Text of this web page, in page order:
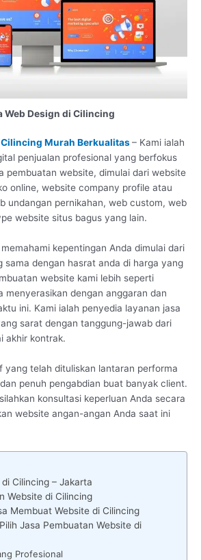
Web Design di Cilincing
Murah Berkualitas– Kami ialah
penjualan profesional yang berfokus
pembuatan website, dimulai dari website
online, website company profile atau
undangan pernikahan, web custom, web
website situs bagus yang lain.
kepentingan Anda dimulai dari
sama dengan hasrat anda di harga yang
website kami lebih seperti
menyerasikan dengan anggaran dan
ini. Kami ialah penyedia layanan jasa
sarat dengan tanggung-jawab dari
akhir kontrak.
yang telah dituliskan lantaran performa
penuh pengabdian buat banyak client.
konsultasi keperluan Anda secara
website angan-angan Anda saat ini
Cilincing – Jakarta
Website di Cilincing
Membuat Website di Cilincing
Jasa Pembuatan Website di
Profesional